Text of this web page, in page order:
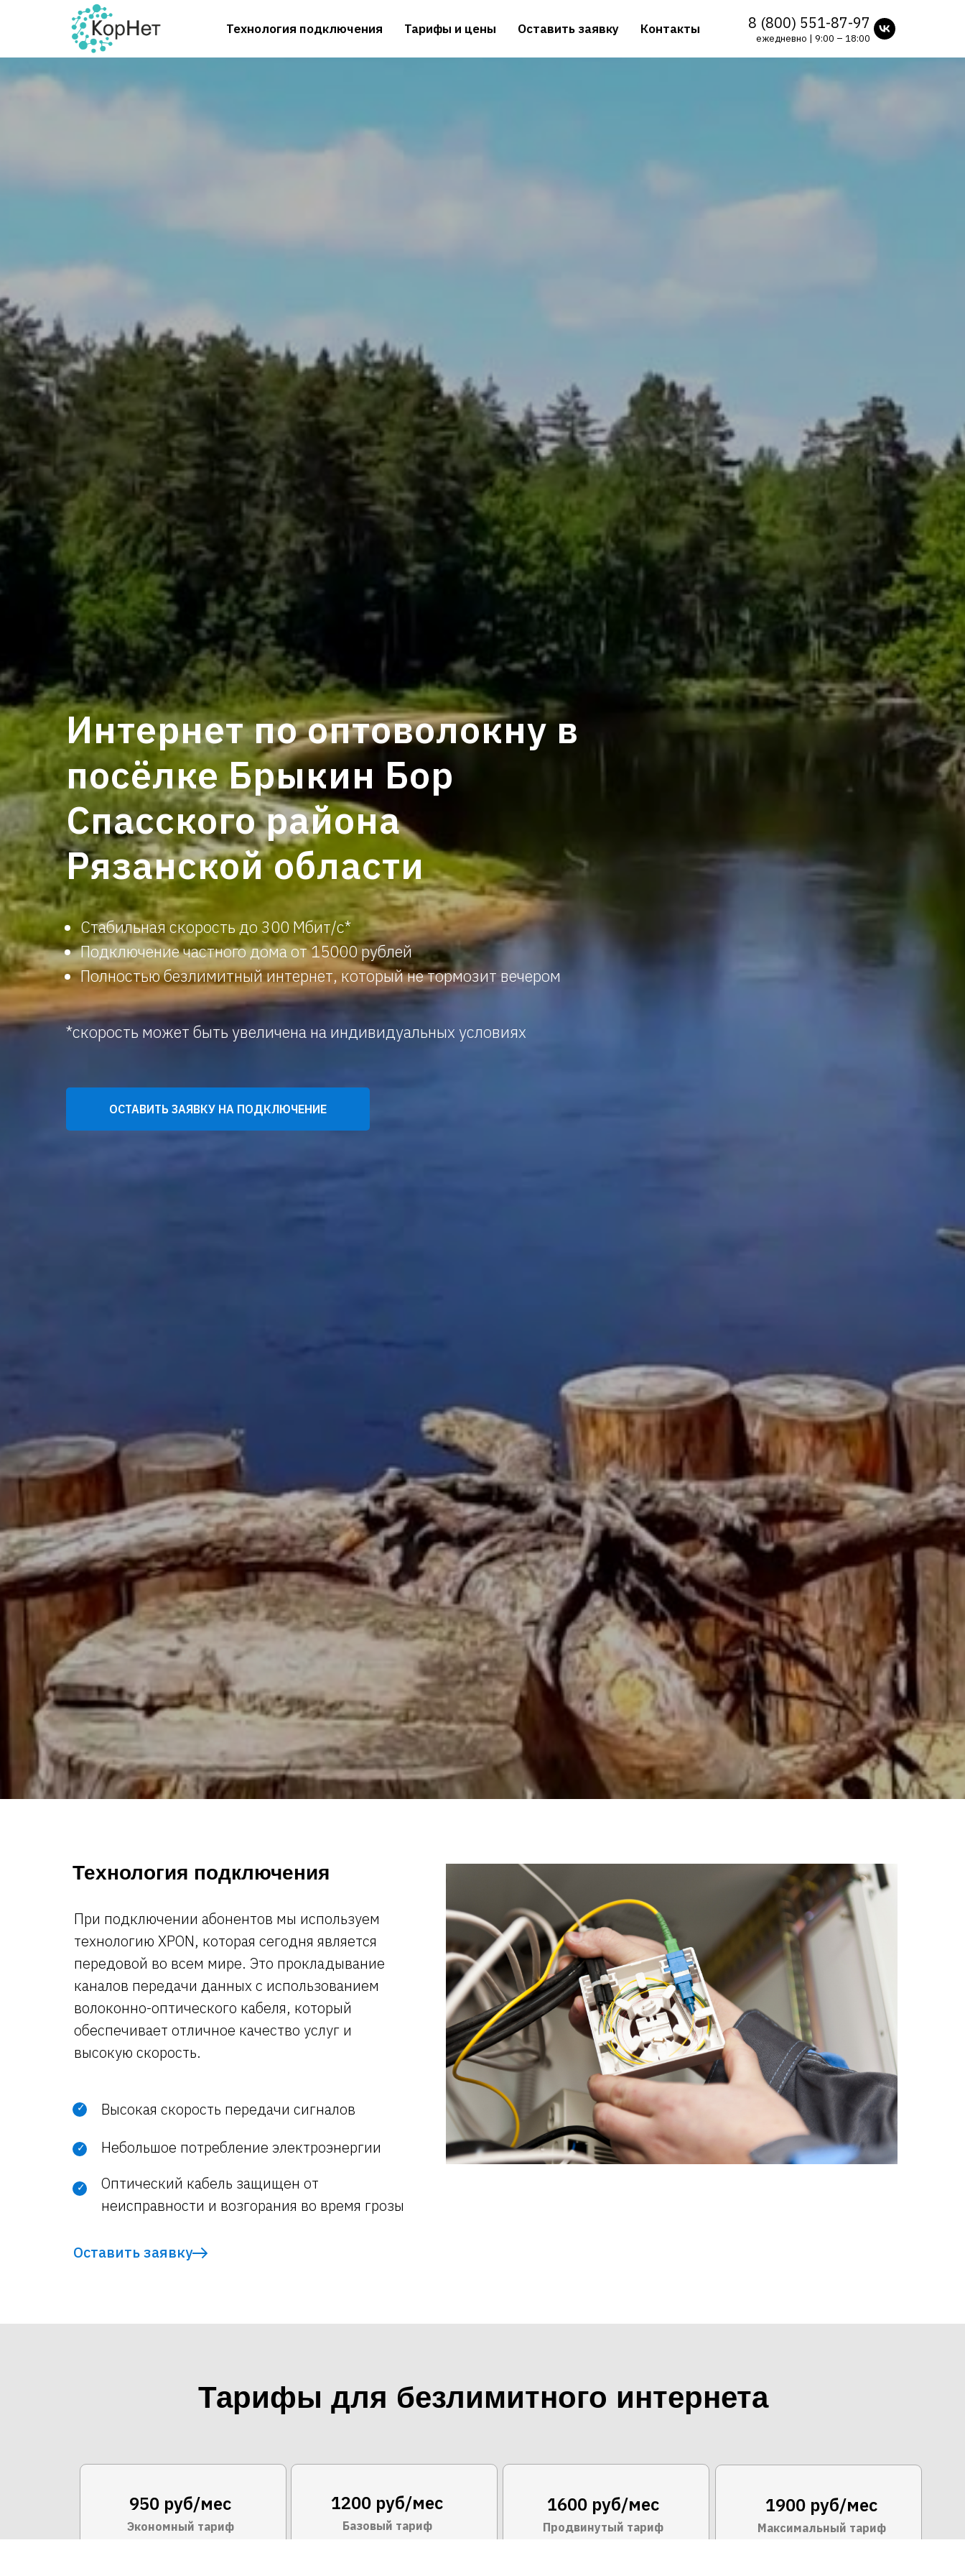
Технология подключения Тарифы и цены Оставить заявку Контакты 8 (800) 551-87-97
ежедневно | 9:00 – 18:00
Интернет по оптоволокну в
посёлке Брыкин Бор
Спасского района
Рязанской области
Стабильная скорость до 300 Мбит/с*
Подключение частного дома от 15000 рублей
Полностью безлимитный интернет, который не тормозит вечером
*скорость может быть увеличена на индивидуальных условиях
ОСТАВИТЬ ЗАЯВКУ НА ПОДКЛЮЧЕНИЕ
Технология подключения
При подключении абонентов мы используем
технологию XPON, которая сегодня является
передовой во всем мире. Это прокладывание
каналов передачи данных с использованием
волоконно-оптического кабеля, который
обеспечивает отличное качество услуг и
высокую скорость.
Высокая скорость передачи сигналов
Небольшое потребление электроэнергии
Оптический кабель защищен от
неисправности и возгорания во время грозы
Оставить заявку
✓
✓
✓
Тарифы для безлимитного интернета
950 руб/мес
Экономный тариф
1200 руб/мес
Базовый тариф Продвинутый тариф
1600 руб/мес 1900 руб/мес
Максимальный тариф